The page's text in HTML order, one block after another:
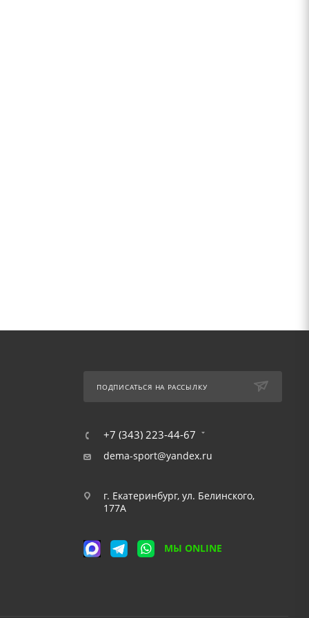
ПОДПИСАТЬСЯ НА РАССЫЛКУ
+7 (343) 223-44-67
dema-sport@yandex.ru
г. Екатеринбург, ул. Белинского,
177А
МЫ ONLINE